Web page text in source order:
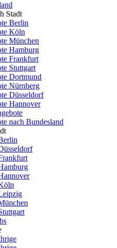
Stadt
Berlin
Köln
München
Hamburg
Frankfurt
Stuttgart
Dortmund
Nürnberg
Düsseldorf
Hannover
nach Bundesland